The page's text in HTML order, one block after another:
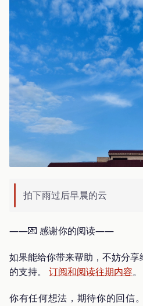
拍下雨过后早晨的云
——💌 感谢你的阅读——
如果能给你带来帮助，不妨分
的支持。 订阅和阅读往期内容。
你有任何想法，期待你的回信